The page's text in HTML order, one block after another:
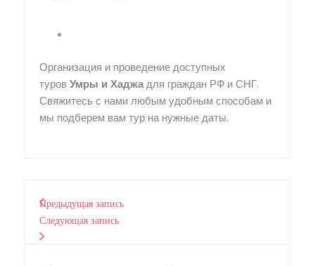
Организация и проведение доступных
туров Умры и Хаджадля граждан РФ и СНГ.
Свяжитесь с нами любым удобным способам и
мы подберем вам тур на нужные даты.
Предыдущая запись
Следующая запись